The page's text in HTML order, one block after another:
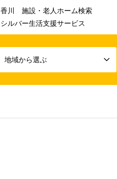
香川 施設・老人ホーム検索
シルバー生活支援サービス
地域から選ぶ